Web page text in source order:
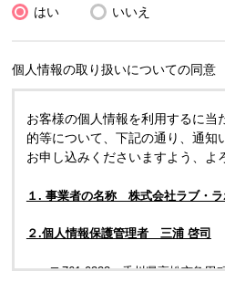
はい
いいえ
個人情報の取り扱いについての同意
お客様の個人情報を利用するに当
的等について、下記の通り、通知
お申し込みくださいますよう、よ
１. 事業者の名称 株式会社ラブ・
２.個人情報保護管理者 三浦 啓司
〒761-0323 香川県高松市亀田